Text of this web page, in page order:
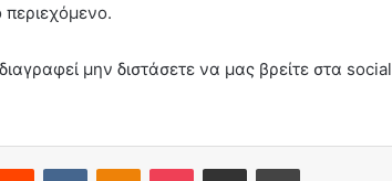
μην διστάσετε να μας βρείτε στα social
Reddit VKontakteOdnoklassniki
Pocket Share via Email Print